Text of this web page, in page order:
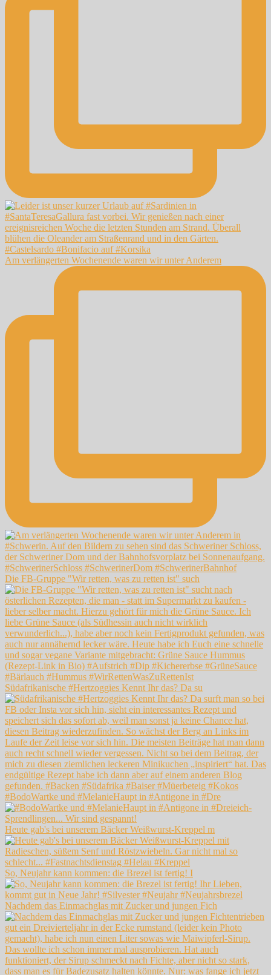
Am verlängerten Wochenende waren wir unter Anderem
Die FB-Gruppe "Wir retten, was zu retten ist" such
Südafrikanische #Hertzoggies Kennt Ihr das? Da su
#BodoWartke und #MelanieHaupt in #Antigone in #Dre
Heute gab's bei unserem Bäcker Weißwurst-Kreppel m
So, Neujahr kann kommen: die Brezel ist fertig! I
Nachdem das Einmachglas mit Zucker und jungen Fich